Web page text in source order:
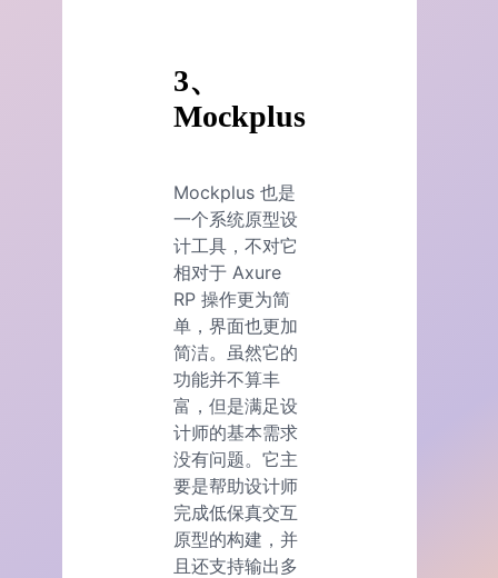
3、
Mockplus
Mockplus 也是
一个系统原型设
计工具，不对它
相对于 Axure
RP 操作更为简
单，界面也更加
简洁。虽然它的
功能并不算丰
富，但是满足设
计师的基本需求
没有问题。它主
要是帮助设计师
完成低保真交互
原型的构建，并
且还支持输出多